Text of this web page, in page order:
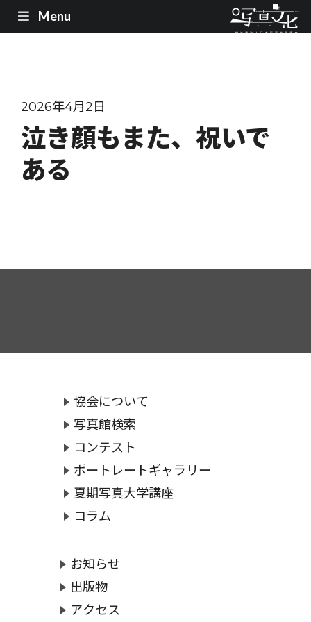
Menu
2026年4月2日
泣き顔もまた、祝いで
ある
協会について
写真館検索
コンテスト
ポートレートギャラリー
夏期写真大学講座
コラム
お知らせ
出版物
アクセス